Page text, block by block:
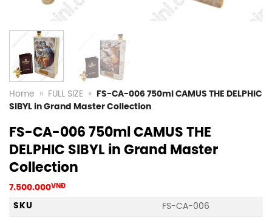
Home » FULL SIZE »
FS-CA-006 750ml CAMUS THE DELPHIC
SIBYL in Grand Master Collection
FS-CA-006 750ml CAMUS THE
DELPHIC SIBYL in Grand Master
Collection
7.500.000VNĐ
SKU
FS-CA-006